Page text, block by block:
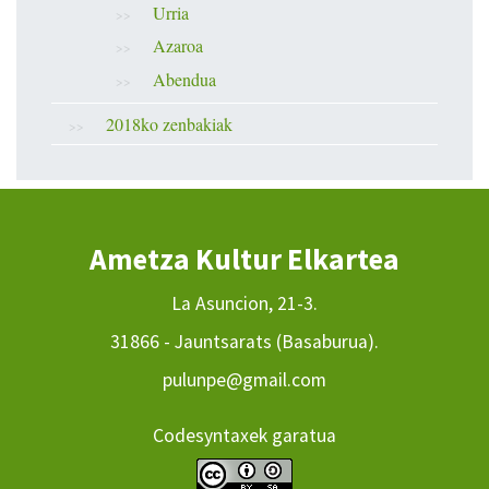
Urria
Azaroa
Abendua
2018ko zenbakiak
Ametza Kultur Elkartea
La Asuncion, 21-3.
31866 - Jauntsarats (Basaburua).
pulunpe@gmail.com
Codesyntaxek garatua